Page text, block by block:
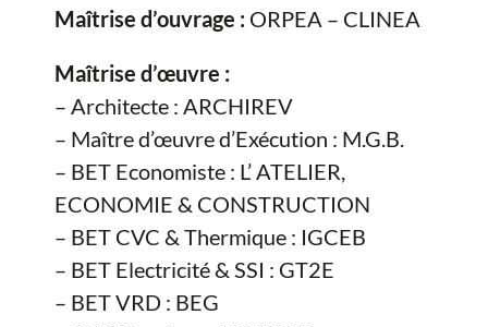
Maîtrise d’ouvrage :ORPEA – CLINEA
Maîtrise d’œuvre :
– Architecte : ARCHIREV
– Maître d’œuvre d’Exécution : M.G.B.
– BET Economiste : L’ ATELIER,
ECONOMIE & CONSTRUCTION
– BET CVC & Thermique : IGCEB
– BET Electricité & SSI : GT2E
– BET VRD : BEG